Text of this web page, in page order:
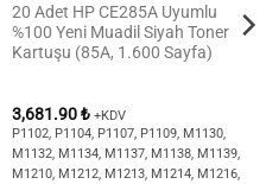
20 Adet HP CE285A Uyumlu
%100 Yeni Muadil Siyah Toner
Kartuşu (85A, 1.600 Sayfa)
3,681.90₺ +KDV
P1102, P1104, P1107, P1109, M1130,
M1132, M1134, M1137, M1138, M1139,
M1210, M1212, M1213, M1214, M1216,